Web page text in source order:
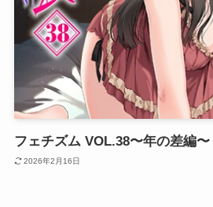
フェチズム VOL.38〜年の差編〜
2026年2月16日